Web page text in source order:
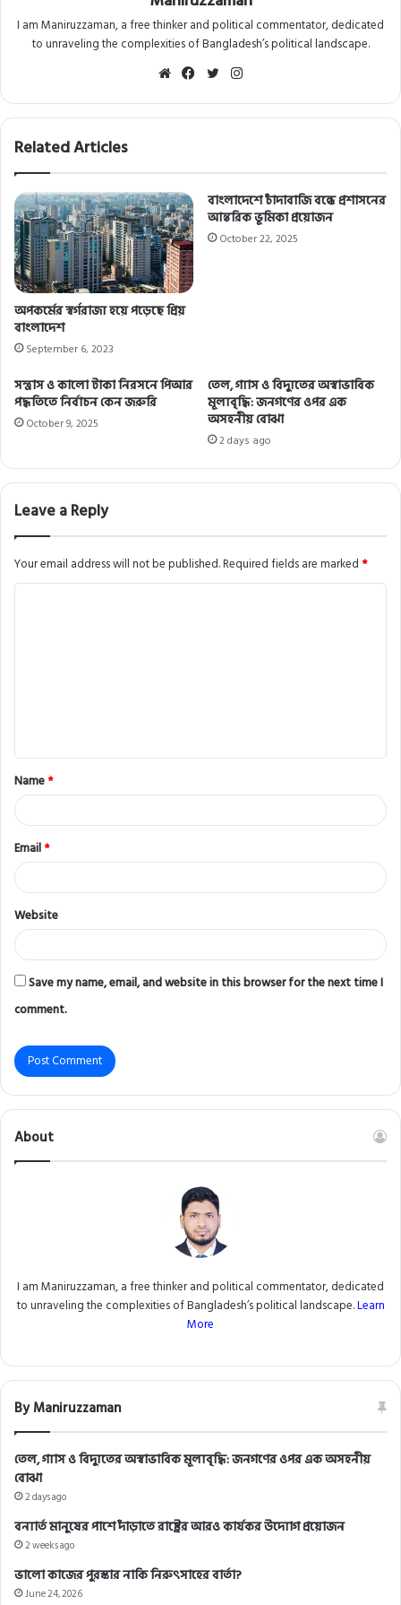
I am Maniruzzaman, a free thinker and political commentator, dedicated
to unraveling the complexities of Bangladesh’s political landscape.
WebsiteFacebookTwitter
Related Articles
অপকর্মের স্বর্গরাজ্য হয়ে পড়েছে প্রিয়
বাংলাদেশ
September 6, 2023
বাংলাদেশে চাঁদাবাজি বন্ধে প্রশাসনের
আন্তরিক ভূমিকা প্রয়োজন
October 22, 2025
সন্ত্রাস ও কালো টাকা নিরসনে পিআর
পদ্ধতিতে নির্বাচন কেন জরুরি
October 9, 2025
তেল, গ্যাস ও বিদ্যুতের অস্বাভাবিক
মূল্যবৃদ্ধি: জনগণের ওপর এক
অসহনীয় বোঝা
2 days ago
Leave a Reply
Your email address will not be published.Required fields are marked *
t
*
Name*
Email*
Website
Save my name, email, and website in this browser for the next time I
comment.
About
I am Maniruzzaman, a free thinker and political commentator, dedicated
to unraveling the complexities of Bangladesh’s political landscape.Learn
More
By Maniruzzaman
তেল, গ্যাস ও বিদ্যুতের অস্বাভাবিক মূল্যবৃদ্ধি: জনগণের ওপর এক অসহনীয়
বোঝা
2 days ago
বন্যার্ত মানুষের পাশে দাঁড়াতে রাষ্ট্রের আরও কার্যকর উদ্যোগ প্রয়োজন
2 weeks ago
ভালো কাজের পুরস্কার নাকি নিরুৎসাহের বার্তা?
June 24, 2026